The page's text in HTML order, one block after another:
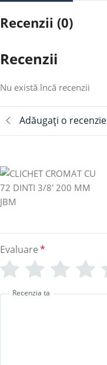
Recenzii (0)
Recenzii
Nu există încă recenzii
Adăugați o recenzie
Evaluare*
Recenzia ta